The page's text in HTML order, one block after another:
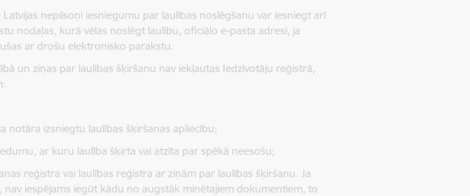
nepilsoņi iesniegumu par laulības noslēgšanu var iesniegt arī
nodaļas, kurā vēlas noslēgt laulību, oficiālo e-pasta adresi, ja
ar drošu elektronisko parakstu.
un ziņas par laulības šķiršanu nav iekļautas Iedzīvotāju reģistrā,
notāra izsniegtu laulības šķiršanas apliecību;
ar kuru laulība šķirta vai atzīta par spēkā neesošu;
reģistra vai laulības reģistra ar ziņām par laulības šķiršanu. Ja
nav iespējams iegūt kādu no augstāk minētajiem dokumentiem, to